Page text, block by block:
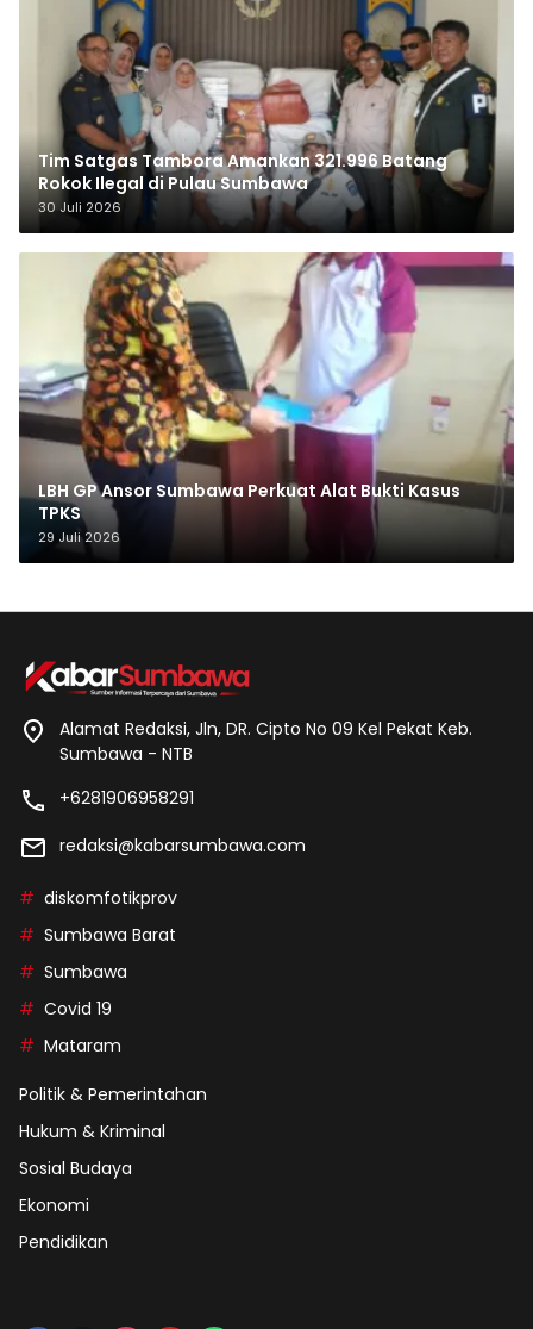
Tim Satgas Tambora Amankan 321.996 Batang
Rokok Ilegal di Pulau Sumbawa
30 Juli 2026
LBH GP Ansor Sumbawa Perkuat Alat Bukti Kasus
TPKS
29 Juli 2026
Alamat Redaksi, Jln, DR. Cipto No 09 Kel Pekat Keb.
Sumbawa - NTB
+6281906958291
redaksi@kabarsumbawa.com
diskomfotikprov
Sumbawa Barat
Sumbawa
Covid 19
Mataram
Politik & Pemerintahan
Hukum & Kriminal
Sosial Budaya
Ekonomi
Pendidikan